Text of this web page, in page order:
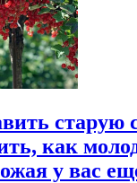
старую
как
у вас